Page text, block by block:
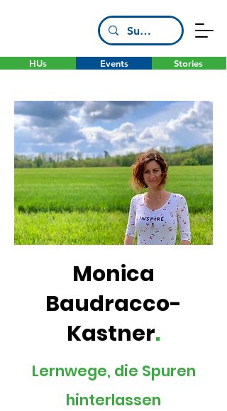
HUs Stories
Events
Monica
Baudracco-
Kastner.
Lernwege, die Spuren
hinterlassen